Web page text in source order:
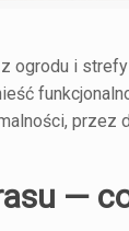
i
przez
—